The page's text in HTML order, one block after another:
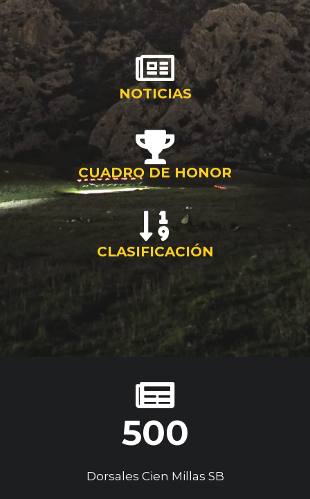
NOTICIAS
CUADRO DE HONOR
CLASIFICACIÓN
500
Dorsales Cien Millas SB